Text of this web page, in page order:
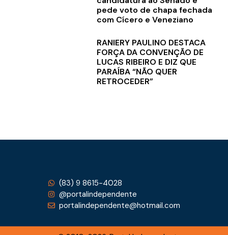
pede voto de chapa fechada
com Cícero e Veneziano
RANIERY PAULINO DESTACA
FORÇA DA CONVENÇÃO DE
LUCAS RIBEIRO E DIZ QUE
PARAÍBA “NÃO QUER
RETROCEDER”
(83) 9 8615-4028
@portalindependente
portalindependente@hotmail.com